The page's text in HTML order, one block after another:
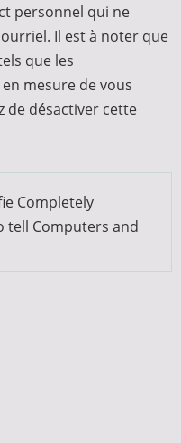
personnel qui ne
Il est à noter que
que les
mesure de vous
de désactiver cette
Completely
tell Computers and